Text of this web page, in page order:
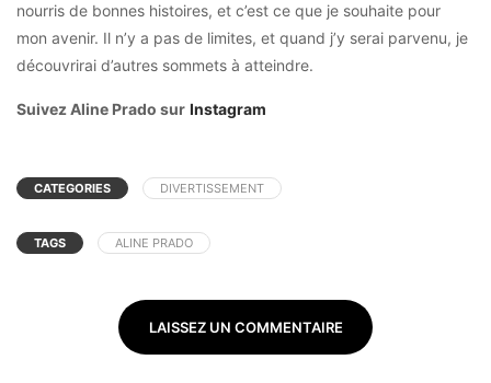
nourris de bonnes histoires, et c’est ce que je souhaite pour
mon avenir. Il n’y a pas de limites, et quand j’y serai parvenu, je
découvrirai d’autres sommets à atteindre.
Suivez Aline Prado sur Instagram
CATEGORIES DIVERTISSEMENT
TAGS ALINE PRADO
LAISSEZ UN COMMENTAIRE